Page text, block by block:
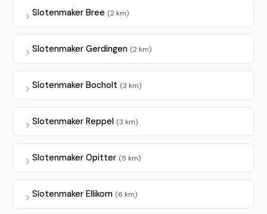
Slotenmaker Bree (2 km)
Slotenmaker Gerdingen (2 km)
Slotenmaker Bocholt (3 km)
Slotenmaker Reppel (3 km)
Slotenmaker Opitter (5 km)
Slotenmaker Ellikom (6 km)